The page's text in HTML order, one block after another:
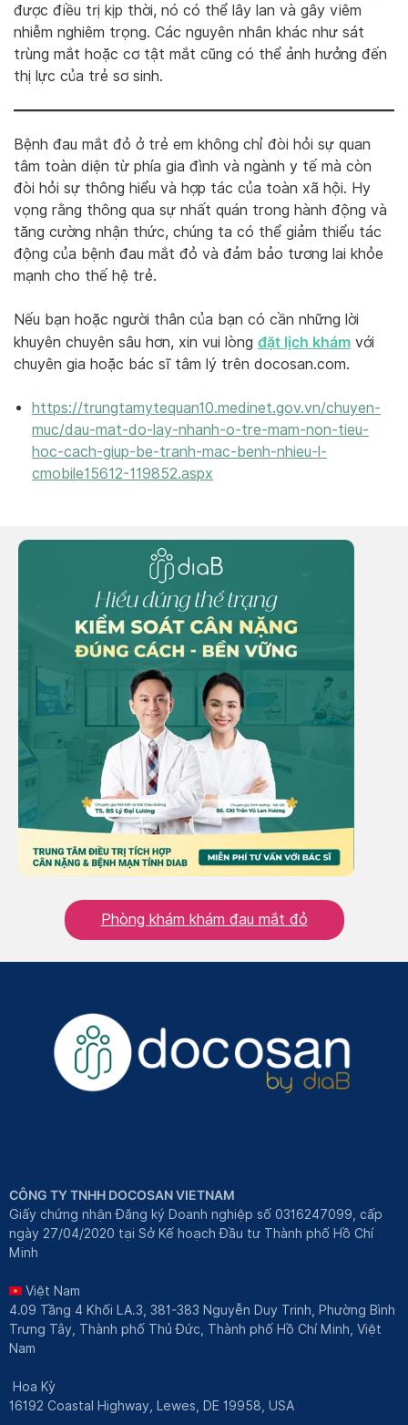
được điều trị kịp thời, nó có thể lây lan và gây viêm
nhiễm nghiêm trọng. Các nguyên nhân khác như sát
trùng mắt hoặc cơ tật mắt cũng có thể ảnh hưởng đến
thị lực của trẻ sơ sinh.
Bệnh đau mắt đỏ ở trẻ em không chỉ đòi hỏi sự quan
tâm toàn diện từ phía gia đình và ngành y tế mà còn
đòi hỏi sự thông hiểu và hợp tác của toàn xã hội. Hy
vọng rằng thông qua sự nhất quán trong hành động và
tăng cường nhận thức, chúng ta có thể giảm thiểu tác
động của bệnh đau mắt đỏ và đảm bảo tương lai khỏe
mạnh cho thế hệ trẻ.
Nếu bạn hoặc người thân của bạn có cần những lời
khuyên chuyên sâu hơn, xin vui lòng đặt lịch khám với
chuyên gia hoặc bác sĩ tâm lý trên docosan.com.
https://trungtamytequan10.medinet.gov.vn/chuyen-
muc/dau-mat-do-lay-nhanh-o-tre-mam-non-tieu-
hoc-cach-giup-be-tranh-mac-benh-nhieu-l-
cmobile15612-119852.aspx
Phòng khám khám đau mắt đỏ
CÔNG TY TNHH DOCOSAN VIETNAM
Giấy chứng nhận Đăng ký Doanh nghiệp số 0316247099, cấp
ngày 27/04/2020 tại Sở Kế hoạch Đầu tư Thành phố Hồ Chí
Minh
Việt Nam
4.09 Tầng 4 Khối LA.3, 381-383 Nguyễn Duy Trinh, Phường Bình
Trưng Tây, Thành phố Thủ Đức, Thành phố Hồ Chí Minh, Việt
Nam
Hoa Kỳ
16192 Coastal Highway, Lewes, DE 19958, USA